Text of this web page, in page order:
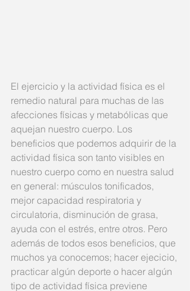
El ejercicio y la actividad física es el
remedio natural para muchas de las
afecciones físicas y metabólicas que
aquejan nuestro cuerpo. Los
beneficios que podemos adquirir de la
actividad física son tanto visibles en
nuestro cuerpo como en nuestra salud
en general: músculos tonificados,
mejor capacidad respiratoria y
circulatoria, disminución de grasa,
ayuda con el estrés, entre otros. Pero
además de todos esos beneficios, que
muchos ya conocemos; hacer ejecicio,
practicar algún deporte o hacer algún
tipo de actividad física previene